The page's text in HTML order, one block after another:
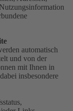
automatisch
und von der
mit Ihnen in
insbesondere